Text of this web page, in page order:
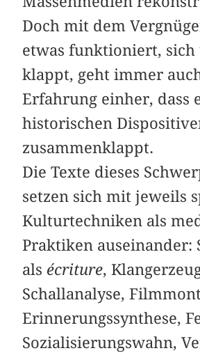
Doch mit dem
etwas funktioniert, sich
klappt, geht immer
Erfahrung einher, dass
historischen
zusammenklappt.
Die Texte dieses
setzen sich mit jeweils
Kulturtechniken als
Praktiken auseinander:
als écriture,
Schallanalyse,
Erinnerungssynthese,
Sozialisierungswahn,